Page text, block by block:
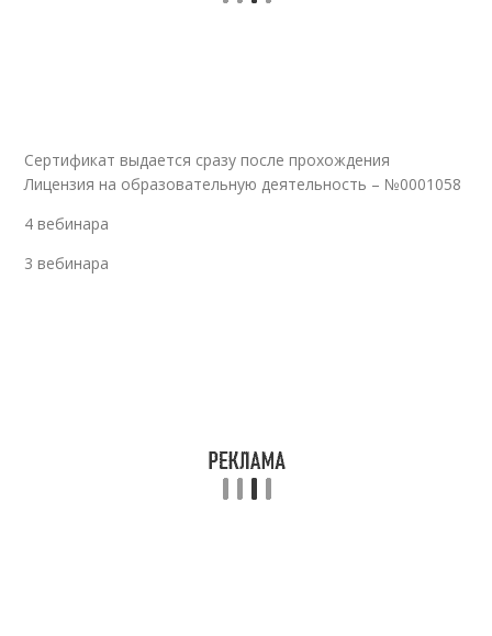
Сертификат выдается сразу после прохождения
Лицензия на образовательную деятельность – №0001058
4 вебинара
3 вебинара